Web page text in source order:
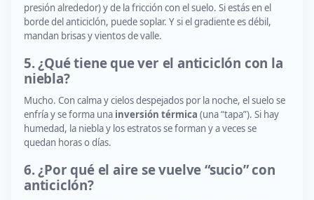
presión alrededor) y de la fricción con el suelo. Si estás en el
borde del anticiclón, puede soplar. Y si el gradiente es débil,
mandan brisas y vientos de valle.
5. ¿Qué tiene que ver el anticiclón con la
niebla?
Mucho. Con calma y cielos despejados por la noche, el suelo se
enfría y se forma una inversión térmica (una “tapa”). Si hay
humedad, la niebla y los estratos se forman y a veces se
quedan horas o días.
6. ¿Por qué el aire se vuelve “sucio” con
anticiclón?